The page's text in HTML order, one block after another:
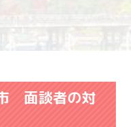
面談者の対